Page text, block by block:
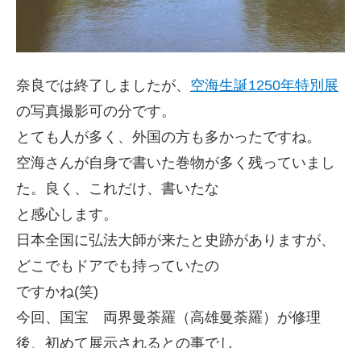
奈良では終了しましたが、 空海生誕1250年特別展
の写真撮影可の分です。
とても人が多く、外国の方も多かったですね。
空海さんが自身で書いた巻物が多く残っていまし
た。
良く、これだけ、書いたな
と感心します。
日本全国に弘法大師が来たと史跡がありますが、
どこでもドアでも持っていたの
ですかね(笑)
今回、国宝 両界曼荼羅（高雄曼荼羅）が修理
後、初めて展示されるとの事でし